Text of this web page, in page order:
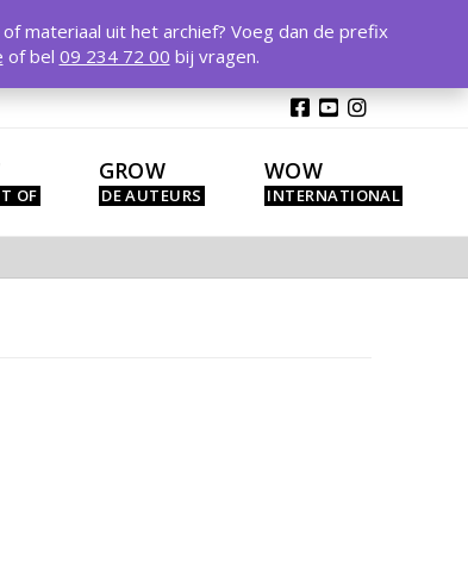
GROW WOW
materiaal uit het archief? Voeg dan de prefix
of bel 09 234 72 00 bij vragen.